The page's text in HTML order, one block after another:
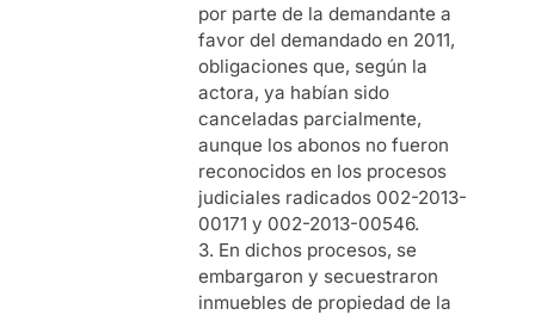
por parte de la demandante a
favor del demandado en 2011,
obligaciones que, según la
actora, ya habían sido
canceladas parcialmente,
aunque los abonos no fueron
reconocidos en los procesos
judiciales radicados 002-2013-
00171 y 002-2013-00546.
3. En dichos procesos, se
embargaron y secuestraron
inmuebles de propiedad de la